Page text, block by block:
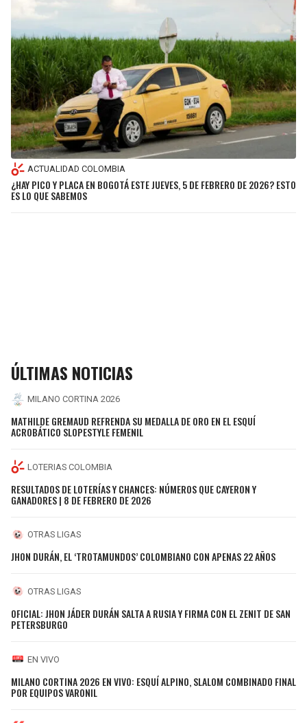
ACTUALIDAD COLOMBIA
¿HAY PICO Y PLACA EN BOGOTÁ ESTE JUEVES, 5 DE FEBRERO DE 2026? ESTO
ES LO QUE SABEMOS
ÚLTIMAS NOTICIAS
MILANO CORTINA 2026
MATHILDE GREMAUD REFRENDA SU MEDALLA DE ORO EN EL ESQUÍ
ACROBÁTICO SLOPESTYLE FEMENIL
LOTERIAS COLOMBIA
RESULTADOS DE LOTERÍAS Y CHANCES: NÚMEROS QUE CAYERON Y
GANADORES | 8 DE FEBRERO DE 2026
OTRAS LIGAS
JHON DURÁN, EL ‘TROTAMUNDOS’ COLOMBIANO CON APENAS 22 AÑOS
OTRAS LIGAS
OFICIAL: JHON JÁDER DURÁN SALTA A RUSIA Y FIRMA CON EL ZENIT DE SAN
PETERSBURGO
EN VIVO
MILANO CORTINA 2026 EN VIVO: ESQUÍ ALPINO, SLALOM COMBINADO FINAL
POR EQUIPOS VARONIL